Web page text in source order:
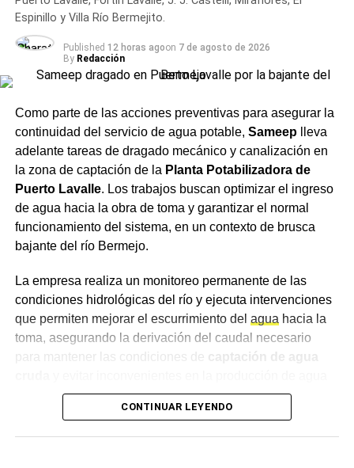
Entre las tendencias de
mercado sobresalen los
Crecimiento del segmento sin alcohol: Las
variantes 0.0% ganaron terreno entre consumidores
que buscan balancear hidratación o conducir sin
riesgos sin abandonar el ritual social.
Mapeo de maridajes: La cerveza amplió su
presencia en la gastronomía formal, combinándose
con carnes a las brasas, pastas e incluso postres.
Canales de compra directos: Las plataformas de
envío a domicilio registraron subas constantes en
la demanda, especialmente durante eventos
deportivos de gran escala.
conservar la calidad
Especialistas del sector señalan que la forma de servido
Espinillo y Villa Río Bermejito.
Published 12 horas agoon 7 de agosto de 2026
By Redacción
Como parte de las acciones preventivas para asegurar la
continuidad del servicio de agua potable, Sameeplleva
adelante tareas de dragado mecánico y canalización en
la zona de captación de la Planta Potabilizadora de
Puerto Lavalle. Los trabajos buscan optimizar el ingreso
de agua hacia la obra de toma y garantizar el normal
funcionamiento del sistema, en un contexto de brusca
bajante del río Bermejo.
La empresa realiza un monitoreo permanente de las
condiciones hidrológicas del río y ejecuta intervenciones
que permiten mejorar el escurrimiento del agua hacia la
toma, asegurando la derivación del caudal necesario
para mantener las condiciones de
captación de agua
potable. Las tareas se desarrollan de manera sostenida y
se ajustan de acuerdo con la evolución de la bajante y la
CONTINUAR LEYENDO